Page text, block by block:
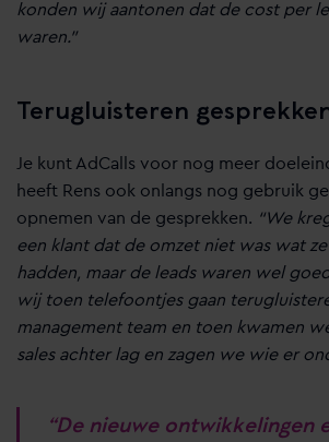
konden wij aantonen dat de cost per
waren.”
Terugluisteren
Je kunt AdCalls voor nog meer
heeft Rens ook onlangs nog gebruik
opnemen van de gesprekken. “We
een klant dat de omzet niet was wat
hadden, maar de leads waren wel
wij toen telefoontjes gaan
management team en toen kwamen
sales achter lag en zagen we wie er
“De nieuwe ontwikkelingen